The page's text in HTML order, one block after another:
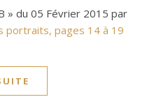
» du 05 Février 2015 par
portraits, pages 14 à 19